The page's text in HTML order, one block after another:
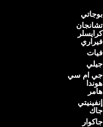
‏بوجاتي‏
‏تشانجان‏
‏كرايسلر‏
‏فيراري‏
‏فيات‏
‏جيلي‏
‏جي ام سي‏
‏هوندا‏
‏هامر‏
‏إنفينيتي‏
‏جاك‏
‏جاكوار‏